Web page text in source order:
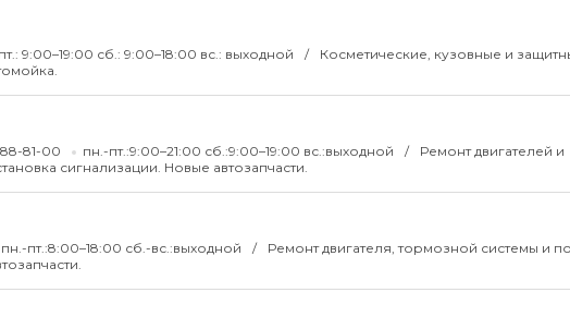
9:00–19:00 сб.: 9:00–18:00 вс.: выходной
Косметические, кузовные и
81-00 пн.-пт.:9:00–21:00 сб.:9:00–19:00 вс.:выходной
Ремонт двигателей и
сигнализации. Новые автозапчасти.
пн.-пт.:8:00–18:00 сб.-вс.:выходной
Ремонт двигателя, тормозной системы и